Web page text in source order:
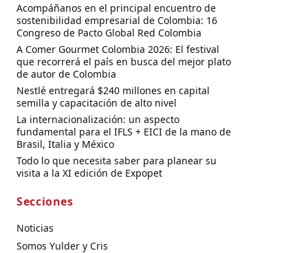
Acompáñanos en el principal encuentro de
sostenibilidad empresarial de Colombia: 16
Congreso de Pacto Global Red Colombia
A Comer Gourmet Colombia 2026: El festival
que recorrerá el país en busca del mejor plato
de autor de Colombia
Nestlé entregará $240 millones en capital
semilla y capacitación de alto nivel
La internacionalización: un aspecto
fundamental para el IFLS + EICI de la mano de
Brasil, Italia y México
Todo lo que necesita saber para planear su
visita a la XI edición de Expopet
Secciones
Noticias
Somos Yulder y Cris